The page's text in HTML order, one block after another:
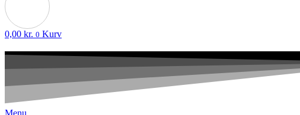
0,00 kr. 0 Kurv
Menu